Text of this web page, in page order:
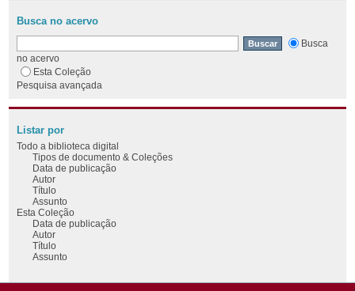
Busca no acervo
Busca
no acervo
Esta Coleção
Pesquisa avançada
Listar por
Todo a biblioteca digital
Tipos de documento & Coleções
Data de publicação
Autor
Título
Assunto
Esta Coleção
Data de publicação
Autor
Título
Assunto